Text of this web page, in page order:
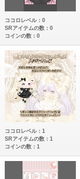
ココロレベル：0
SRアイテムの数：0
コインの数：0
ココロレベル：1
SRアイテムの数：1
コインの数：1